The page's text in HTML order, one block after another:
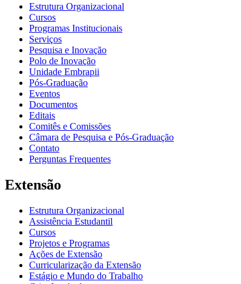
Estrutura Organizacional
Cursos
Programas Institucionais
Serviços
Pesquisa e Inovação
Polo de Inovação
Unidade Embrapii
Pós-Graduação
Eventos
Documentos
Editais
Comitês e Comissões
Câmara de Pesquisa e Pós-Graduação
Contato
Perguntas Frequentes
Extensão
Estrutura Organizacional
Assistência Estudantil
Cursos
Projetos e Programas
Ações de Extensão
Curricularização da Extensão
Estágio e Mundo do Trabalho